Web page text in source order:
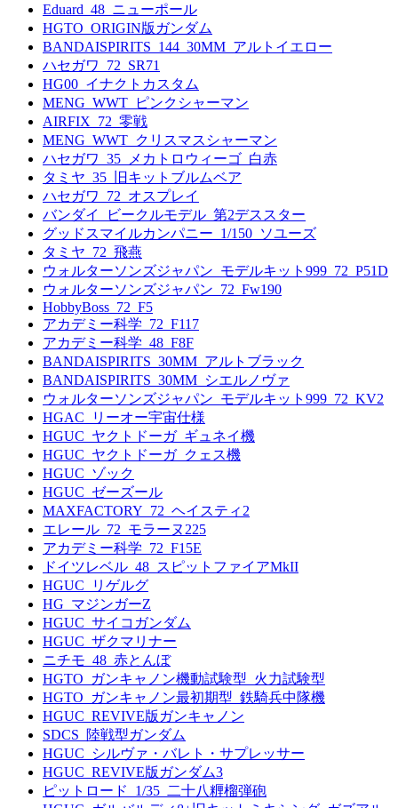
Eduard_48_ニューポール
HGTO_ORIGIN版ガンダム
BANDAISPIRITS_144_30MM_アルトイエロー
ハセガワ_72_SR71
HG00_イナクトカスタム
MENG_WWT_ピンクシャーマン
AIRFIX_72_零戦
MENG_WWT_クリスマスシャーマン
ハセガワ_35_メカトロウィーゴ_白赤
タミヤ_35_旧キットブルムベア
ハセガワ_72_オスプレイ
バンダイ_ビークルモデル_第2デススター
グッドスマイルカンパニー_1/150_ソユーズ
タミヤ_72_飛燕
ウォルターソンズジャパン_モデルキット999_72_P51D
ウォルターソンズジャパン_72_Fw190
HobbyBoss_72_F5
アカデミー科学_72_F117
アカデミー科学_48_F8F
BANDAISPIRITS_30MM_アルトブラック
BANDAISPIRITS_30MM_シエルノヴァ
ウォルターソンズジャパン_モデルキット999_72_KV2
HGAC_リーオー宇宙仕様
HGUC_ヤクトドーガ_ギュネイ機
HGUC_ヤクトドーガ_クェス機
HGUC_ゾック
HGUC_ゼーズール
MAXFACTORY_72_ヘイスティ2
エレール_72_モラーヌ225
アカデミー科学_72_F15E
ドイツレベル_48_スピットファイアMkII
HGUC_リゲルグ
HG_マジンガーZ
HGUC_サイコガンダム
HGUC_ザクマリナー
ニチモ_48_赤とんぼ
HGTO_ガンキャノン機動試験型_火力試験型
HGTO_ガンキャノン最初期型_鉄騎兵中隊機
HGUC_REVIVE版ガンキャノン
SDCS_陸戦型ガンダム
HGUC_シルヴァ・バレト・サプレッサー
HGUC_REVIVE版ガンダム3
ピットロード_1/35_二十八糎榴弾砲